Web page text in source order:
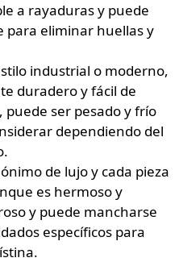
a rayaduras y puede
para eliminar huellas y
industrial o moderno,
duradero y fácil de
puede ser pesado y frío
dependiendo del
de lujo y cada pieza
es hermoso y
y puede mancharse
específicos para